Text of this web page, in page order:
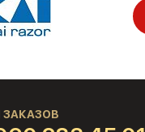
ЗАКАЗОВ